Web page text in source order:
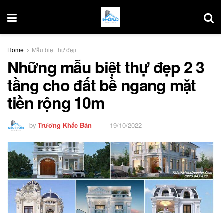
Home Mẫu biệt thự đẹp
Những mẫu biệt thự đẹp 2 3
tầng cho đất bề ngang mặt
tiền rộng 10m
by Trương Khắc Bản 19/10/2022